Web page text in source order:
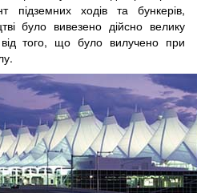
підземних ходів та бункерів,
було вивезено дійсно велику
від того, що було вилучено при